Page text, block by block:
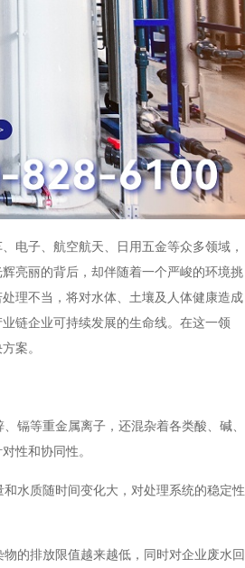
电子、航空航天、日用五金等众多领域，
亮丽的背后，却伴随着一个严峻的环境挑
理不当，将对水体、土壤及人体健康造成
链企业可持续发展的生命线。在这一领
案。
镉等重金属离子，还混杂着各类酸、碱、
性和协同性。
水质随时间变化大，对处理系统的稳定性
的排放限值越来越低，同时对企业废水回